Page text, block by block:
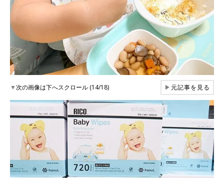
▼次の画像は下へスクロール (14/18) ▶元記事を見る